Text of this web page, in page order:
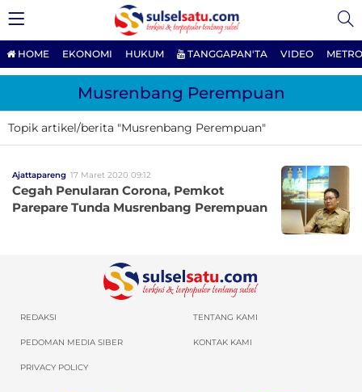
HOME EKONOMI HUKUM TANGGAPAN'TA VIDEO
Musrenbang Perempuan
Topik artikel/berita "Musrenbang Perempuan"
Ajattapareng 17 Maret 2020 09:12
Cegah Penularan Corona, Pemkot
Parepare Tunda Musrenbang Perempuan
REDAKSI TENTANG KAMI
PEDOMAN MEDIA SIBER KONTAK KAMI
PRIVACY POLICY